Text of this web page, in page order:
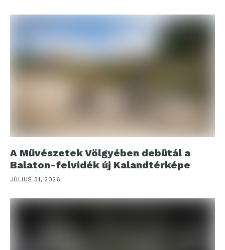
A Művészetek Völgyében debütál a
Balaton-felvidék új Kalandtérképe
JÚLIUS 31, 2026